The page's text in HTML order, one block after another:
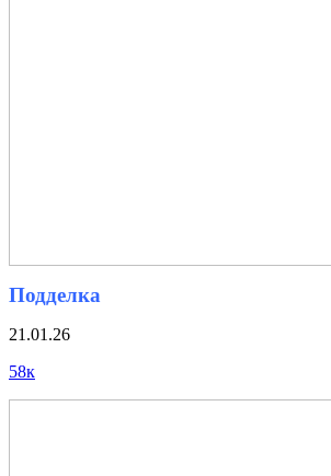
Подделка
21.01.26
58к